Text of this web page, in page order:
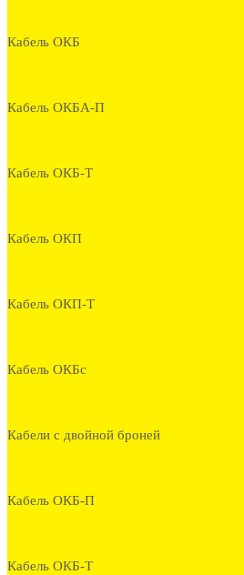
Кабель ОКБ
Кабель ОКБА-П
Кабель ОКБ-Т
Кабель ОКП
Кабель ОКП-Т
Кабель ОКБс
Кабели с двойной броней
Кабель ОКБ-П
Кабель ОКБ-Т